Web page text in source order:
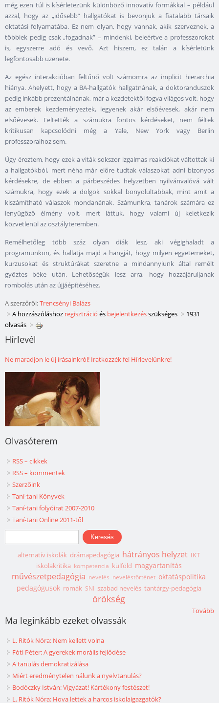
még ezen túl is kísérletezünk különböző innovatív formákkal – például
azzal, hogy az „idősebb” hallgatókat is bevonjuk a fiatalabb társaik
oktatási folyamatába. Ez nem olyan, hogy vannak, akik szerveznek, a
többiek pedig csak „fogadnak” – mindenki, beleértve a professzorokat
is, egyszerre adó és vevő. Azt hiszem, ez talán a kísérletünk
legfontosabb üzenete.
Az egész interakcióban feltűnő volt számomra az implicit hierarchia
hiánya. Ahelyett, hogy a BA-hallgatók hallgatnának, a doktoranduszok
pedig inkább prezentálnának, már a kezdetektől fogva világos volt, hogy
az emberek kezdeményeztek, legyenek akár elsőévesek, akár nem
elsőévesek. Feltették a számukra fontos kérdéseket, nem féltek
kritikusan kapcsolódni még a Yale, New York vagy Berlin
professzoraihoz sem.
Úgy éreztem, hogy ezek a viták sokszor izgalmas reakciókat váltottak ki
a hallgatókból, mert néha már előre tudtak válaszokat adni bizonyos
kérdésekre, de ebben a párbeszédes helyzetben nyilvánvalóvá vált
számukra, hogy ezek a dolgok sokkal bonyolultabbak, mint amit a
kiszámítható válaszok mondanának. Számunkra, tanárok számára ez
lenyűgöző élmény volt, mert láttuk, hogy valami új keletkezik
közvetlenül az osztályteremben.
Remélhetőleg több száz olyan diák lesz, aki végighaladt a
programunkon, és hallatja majd a hangját, hogy milyen egyetemeket,
kurzusokat és struktúrákat szeretne a mindannyiunk által remélt
győztes béke után. Lehetőségük lesz arra, hogy hozzájáruljanak
rombolás után az újjáépítéséhez.
A szerzőről:Trencsényi Balázs
A hozzászóláshoz regisztráció és bejelentkezésszükséges
1931
olvasás
Hírlevél
Ne maradjon le új írásainkról! Iratkozzék fel Hírlevelünkre!
Olvasóterem
RSS – cikkek
RSS – kommentek
Szerzőink
Taní-tani Könyvek
Taní-tani folyóirat 2007-2010
Taní-tani Online 2011-től
Keresés űrlap
Keresés
alternatív iskolák drámapedagógia hátrányos helyzet IKT
iskolakritika kompetencia külföld magyartanítás
művészetpedagógia nevelés neveléstörténet oktatáspolitika
pedagógusok romák SNI szabad nevelés tantárgy-pedagógia
örökség
Tovább
Ma leginkább ezeket olvassák
L. Ritók Nóra: Nem kellett volna
Fóti Péter: A gyerekek morális fejlődése
A tanulás demokratizálása
Miért eredménytelen nálunk a nyelvtanulás?
Bodóczky István: Vigyázat! Kártékony festészet!
L. Ritók Nóra: Hova lettek a harcos iskolaigazgatók?